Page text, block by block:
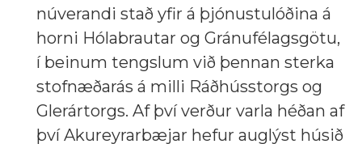
núverandi stað yfir á þjónustulóðina á
horni Hólabrautar og Gránufélagsgötu,
í beinum tengslum við þennan sterka
stofnæðarás á milli Ráðhússtorgs og
Glerártorgs. Af því verður varla héðan af
því Akureyrarbæjar hefur auglýst húsið